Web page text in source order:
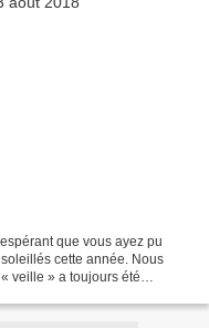
que vous ayez pu
cette année. Nous
veille » a toujours été